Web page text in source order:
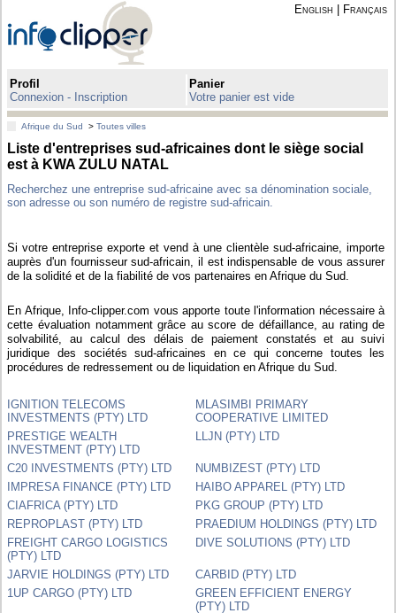
English Français
Profil
Connexion - Inscription
Panier
Votre panier est vide
Afrique du Sud >Toutes villes
Liste d'entreprises sud-africaines dont le siège social
est à KWA ZULU NATAL
Recherchez une entreprise sud-africaine avec sa dénomination sociale,
son adresse ou son numéro de registre sud-africain.
Si votre entreprise exporte et vend à une clientèle sud-africaine, importe
auprès d'un fournisseur sud-africain, il est indispensable de vous assurer
de la solidité et de la fiabilité de vos partenaires en Afrique du Sud.
En Afrique, Info-clipper.com vous apporte toute l'information nécessaire à
cette évaluation notamment grâce au score de défaillance, au rating de
solvabilité, au calcul des délais de paiement constatés et au suivi
juridique des sociétés sud-africaines en ce qui concerne toutes les
procédures de redressement ou de liquidation en Afrique du Sud.
IGNITION TELECOMS
INVESTMENTS (PTY) LTD
MLASIMBI PRIMARY
COOPERATIVE LIMITED
PRESTIGE WEALTH
INVESTMENT (PTY) LTD
LLJN (PTY) LTD
C20 INVESTMENTS (PTY) LTD
NUMBIZEST (PTY) LTD
IMPRESA FINANCE (PTY) LTD
HAIBO APPAREL (PTY) LTD
CIAFRICA (PTY) LTD
PKG GROUP (PTY) LTD
REPROPLAST (PTY) LTD
PRAEDIUM HOLDINGS (PTY) LTD
FREIGHT CARGO LOGISTICS
(PTY) LTD
DIVE SOLUTIONS (PTY) LTD
JARVIE HOLDINGS (PTY) LTD
CARBID (PTY) LTD
1UP CARGO (PTY) LTD
GREEN EFFICIENT ENERGY
(PTY) LTD